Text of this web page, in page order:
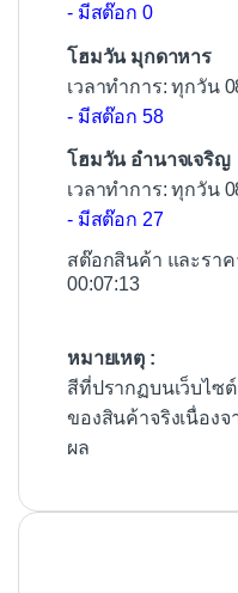
- มีสต๊อก 0
โฮมวัน มุกดาหาร
เวลาทำการ: ทุกวัน
- มีสต๊อก 58
โฮมวัน อำนาจเจริญ
เวลาทำการ: ทุกวัน
- มีสต๊อก 27
สต๊อกสินค้า และราค
00:07:13
หมายเหตุ :
สีที่ปรากฏบนเว็บไซ
ของสินค้าจริงเนื่อง
ผล